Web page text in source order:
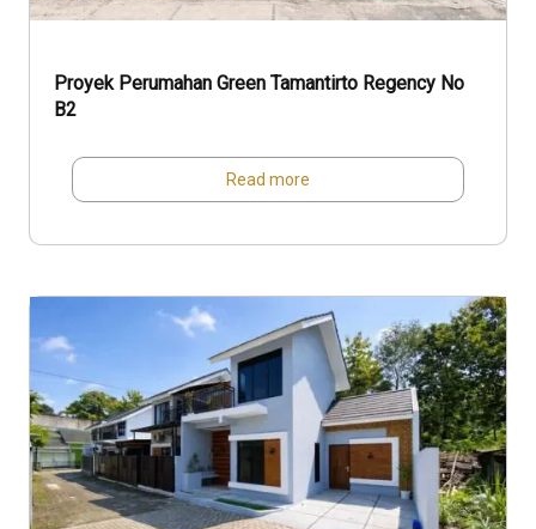
Proyek Perumahan Green Tamantirto Regency No
B2
Read more